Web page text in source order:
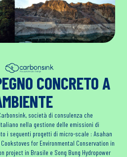
CONCRETO A
società di consulenza che
nella gestione delle emissioni di
i seguenti progetti di micro-scale : Asahan
for Environmental Conservation in
project in Brasile e Song Bung Hydropower